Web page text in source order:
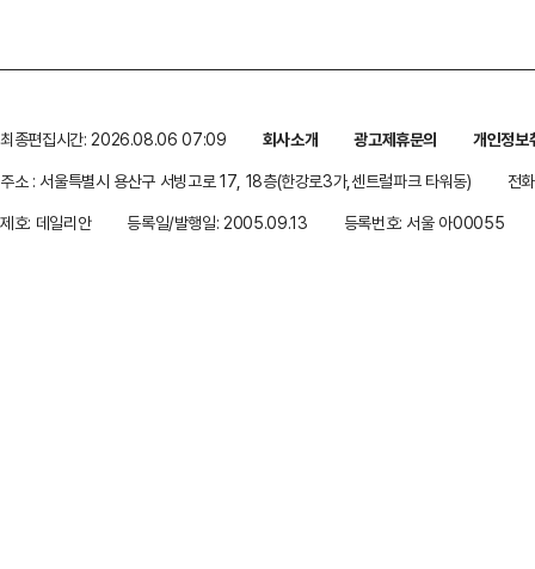
최종편집시간: 2026.08.06 07:09 회사소개 광고제휴문의
개인정보
주소 : 서울특별시 용산구 서빙고로 17, 18층(한강로3가,센트럴파크 타워동)
전
제호: 데일리안
등록일/발행일: 2005.09.13 등록번호: 서울 아00055